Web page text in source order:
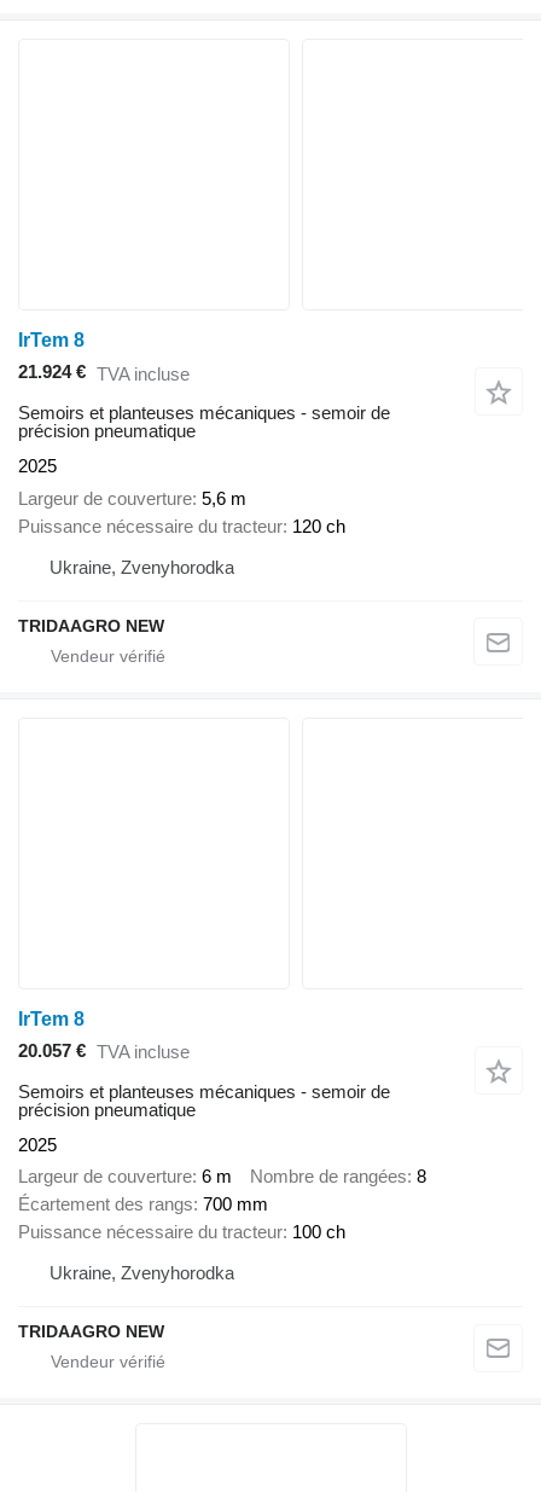
IrTem 8
21.924 € TVA incluse
Semoirs et planteuses mécaniques - semoir de
précision pneumatique
2025
Largeur de couverture 5,6 m
Puissance nécessaire du tracteur 120 ch
Ukraine, Zvenyhorodka
TRIDAAGRO NEW
IrTem 8
20.057 € TVA incluse
Semoirs et planteuses mécaniques - semoir de
précision pneumatique
2025
Largeur de couverture 6 m Nombre de rangées 8
Écartement des rangs 700 mm
Puissance nécessaire du tracteur 100 ch
Ukraine, Zvenyhorodka
TRIDAAGRO NEW